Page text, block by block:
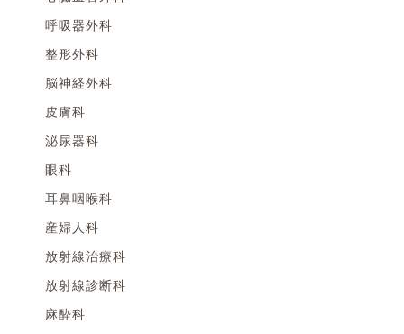
呼吸器外科
整形外科
脳神経外科
皮膚科
泌尿器科
眼科
耳鼻咽喉科
産婦人科
放射線治療科
放射線診断科
麻酔科